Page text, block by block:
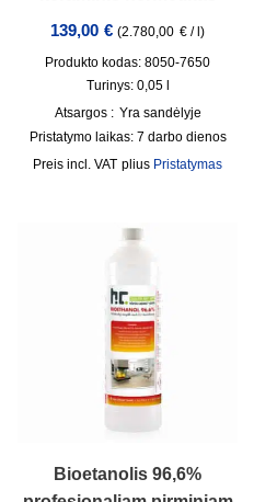
139,00 € (2.780,00 € /l)
Produkto kodas: 8050-7650
Turinys: 0,05
Atsargos : Yra sandėlyje
Pristatymo laikas: 7 darbo dienos
incl. VAT plius Pristatymas
Bioetanolis 96,6%